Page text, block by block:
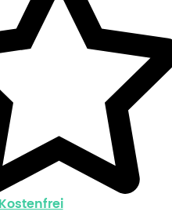
Kostenfrei